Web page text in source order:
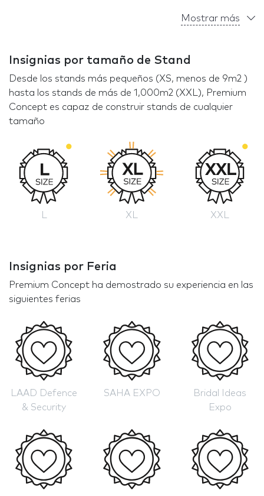
Mostrar más
Insignias por tamaño de Stand
Desde los stands más pequeños (XS, menos de 9m2 )
hasta los stands de más de 1,000m2 (XXL), Premium
Concept es capaz de construir stands de cualquier
tamaño
XL XXL
Insignias por Feria
Premium Concept ha demostrado su experiencia en las
siguientes ferias
LAAD Defence
& Security
SAHA EXPO
Bridal Ideas
Expo